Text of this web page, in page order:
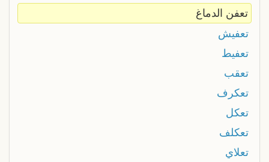
تعفن الدماغ
تعفيش
تعفيط
تعقب
تعكرف
تعكل
تعكلف
تعلاي